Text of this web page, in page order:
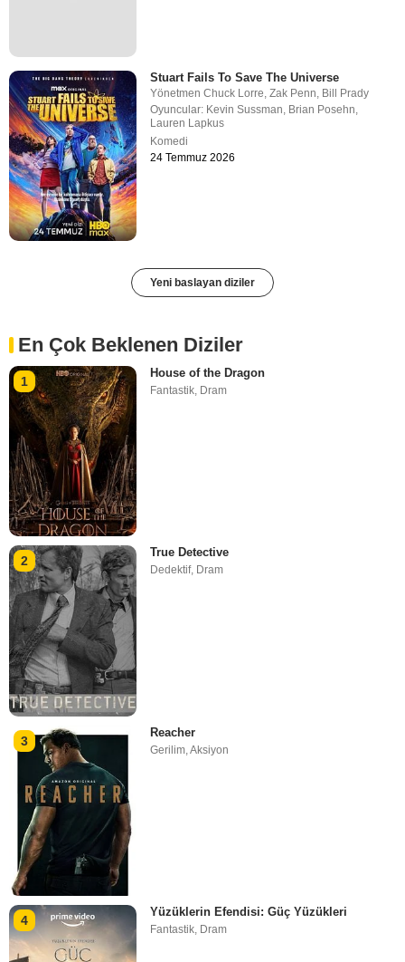
Stuart Fails To Save The Universe
YönetmenChuck Lorre ,Zak Penn Bill Prady
Oyuncular: Kevin Sussman Brian Posehn
Lauren Lapkus
Komedi
24 Temmuz 2026
Yeni baslayan diziler
En Çok Beklenen Diziler
1
House of the Dragon
Fantastik, Dram
2
True Detective
Dedektif, Dram
3
Reacher
Gerilim ,Aksiyon
4
Yüzüklerin Efendisi: Güç Yüzükleri
Fantastik, Dram